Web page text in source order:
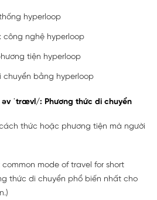
hyperloop
công nghệ hyperloop
tiện hyperloop
chuyển bằng hyperloop
ˈtrævl/: Phương thức di chuyển
thức hoặc phương tiện mà người
mode of travel for short
thức di chuyển phổ biến nhất cho